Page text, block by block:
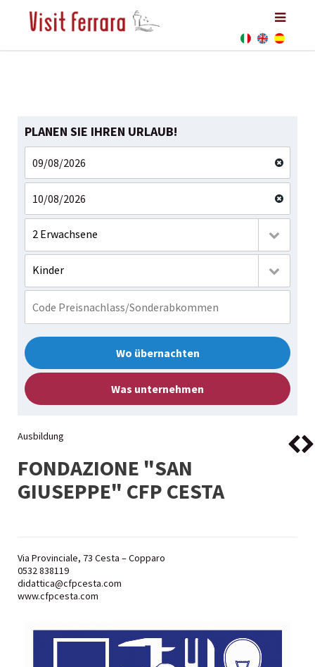
PLANEN SIE IHREN URLAUB!
2 Erwachsene
Kinder
Wo übernachten
Was unternehmen
Ausbildung
FONDAZIONE "SAN
GIUSEPPE" CFP CESTA
Via Provinciale, 73 Cesta – Copparo
0532 838119
didattica@cfpcesta.com
www.cfpcesta.com